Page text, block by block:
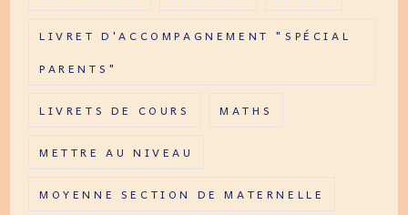
LIVRET D'ACCOMPAGNEMENT "SPÉCIAL
PARENTS"
LIVRETS DE COURS MATHS
METTRE AU NIVEAU
MOYENNE SECTION DE MATERNELLE